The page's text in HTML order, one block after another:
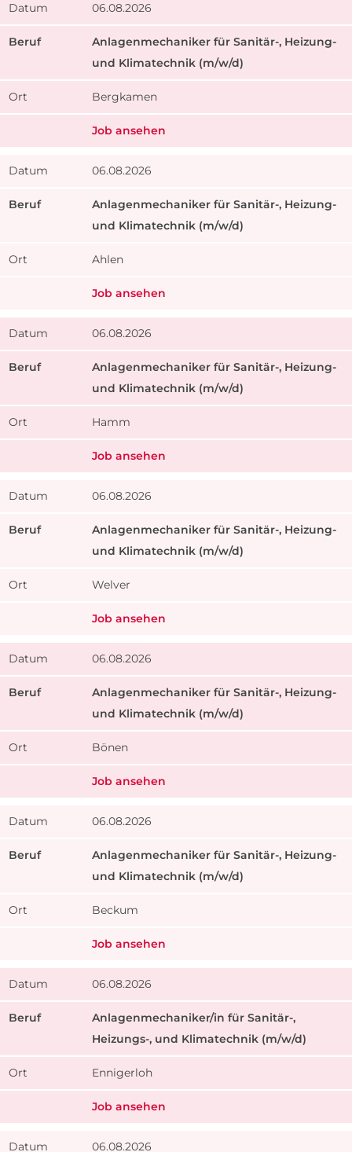
06.08.2026
​Anlagenmechaniker für Sanitär-, Heizung-
und Klimatechnik (m/w/d)
Bergkamen
Job ansehen
06.08.2026
​Anlagenmechaniker für Sanitär-, Heizung-
und Klimatechnik (m/w/d)
Ahlen
Job ansehen
06.08.2026
​Anlagenmechaniker für Sanitär-, Heizung-
und Klimatechnik (m/w/d)
Hamm
Job ansehen
06.08.2026
​Anlagenmechaniker für Sanitär-, Heizung-
und Klimatechnik (m/w/d)
Welver
Job ansehen
06.08.2026
​Anlagenmechaniker für Sanitär-, Heizung-
und Klimatechnik (m/w/d)
Bönen
Job ansehen
06.08.2026
​Anlagenmechaniker für Sanitär-, Heizung-
und Klimatechnik (m/w/d)
Beckum
Job ansehen
06.08.2026
Anlagenmechaniker/in für Sanitär-,
Heizungs-, und Klimatechnik (m/w/d)
Ennigerloh
Job ansehen
06.08.2026